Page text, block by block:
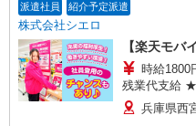
派遣社員 紹介予定派遣
株式会社シエロ
【楽天モバ
時給1800
残業代支給 ★
+゜・。○。
万円支給(規定有) お友達を紹介頂くと, イ
兵庫県西